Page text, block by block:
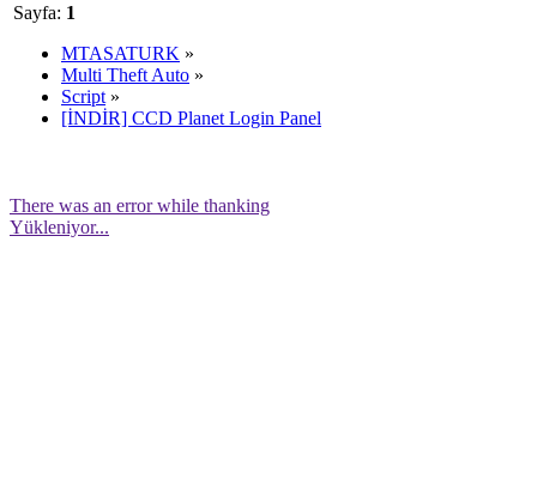
Sayfa: 1
MTASATURK »
Multi Theft Auto »
Script »
[İNDİR] CCD Planet Login Panel
There was an error while thanking
Yükleniyor...